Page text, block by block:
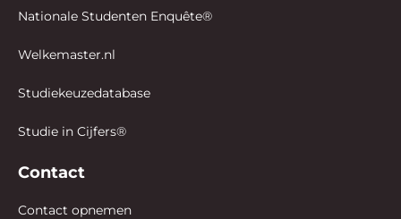
Nationale Studenten Enquête®
Welkemaster.nl
Studiekeuzedatabase
Studie in Cijfers®
Contact
Contact opnemen